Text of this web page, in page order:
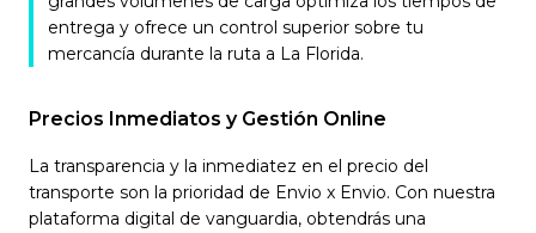
entrega y ofrece un control superior sobre tu
mercancía durante la ruta a La Florida.
Precios Inmediatos y Gestión Online
La transparencia y la inmediatez en el precio del
transporte son la prioridad de Envio x Envio. Con nuestra
plataforma digital de vanguardia, obtendrás una